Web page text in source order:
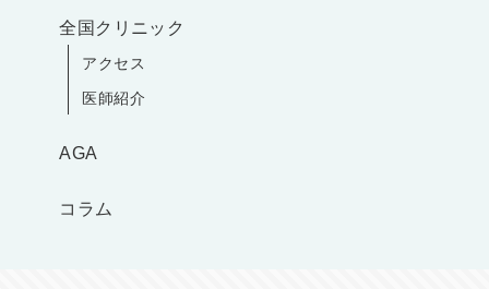
全国クリニック
アクセス
医師紹介
AGA
コラム